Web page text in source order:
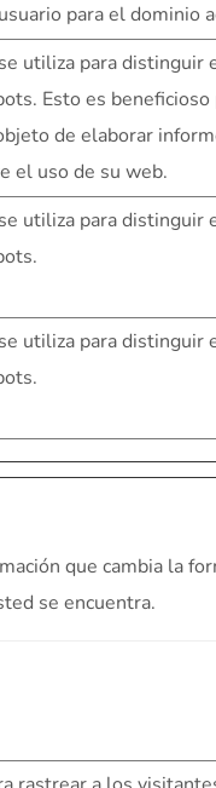
para el dominio
utiliza para distinguir
Esto es beneficioso
de elaborar
el uso de su web.
utiliza para distinguir
utiliza para distinguir
que cambia la
se encuentra.